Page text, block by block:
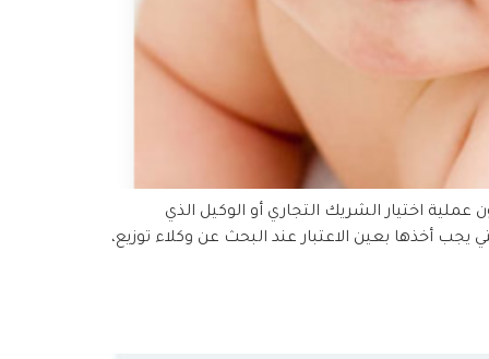
اختيار الشريك التجاري أو الوكيل الذي
أخذها بعين الاعتبار عند البحث عن وكلاء توزيع،